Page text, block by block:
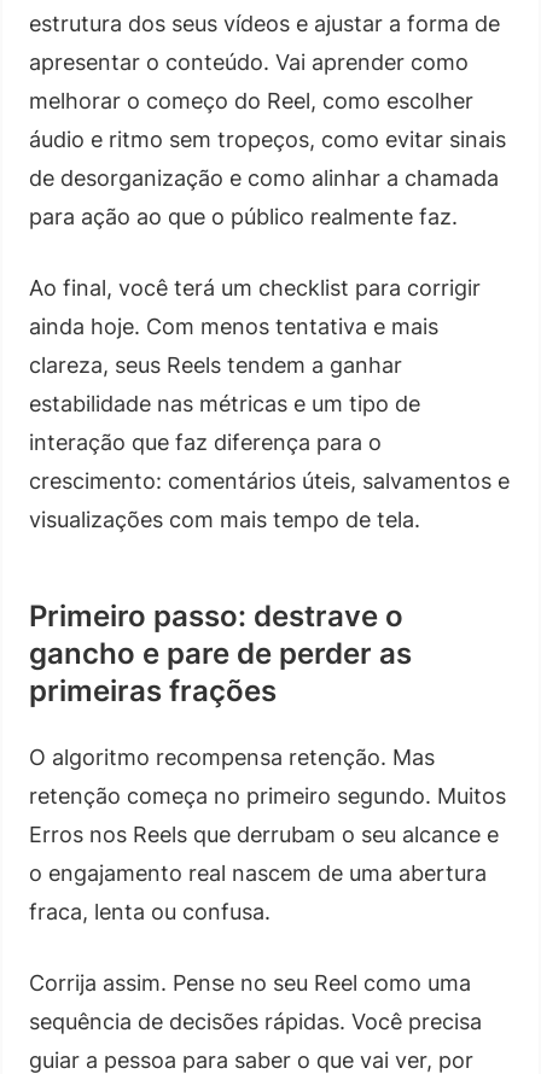
estrutura dos seus vídeos e ajustar a forma de
apresentar o conteúdo. Vai aprender como
melhorar o começo do Reel, como escolher
áudio e ritmo sem tropeços, como evitar sinais
de desorganização e como alinhar a chamada
para ação ao que o público realmente faz.
Ao final, você terá um checklist para corrigir
ainda hoje. Com menos tentativa e mais
clareza, seus Reels tendem a ganhar
estabilidade nas métricas e um tipo de
interação que faz diferença para o
crescimento: comentários úteis, salvamentos e
visualizações com mais tempo de tela.
Primeiro passo: destrave o
gancho e pare de perder as
primeiras frações
O algoritmo recompensa retenção. Mas
retenção começa no primeiro segundo. Muitos
Erros nos Reels que derrubam o seu alcance e
o engajamento real nascem de uma abertura
fraca, lenta ou confusa.
Corrija assim. Pense no seu Reel como uma
sequência de decisões rápidas. Você precisa
guiar a pessoa para saber o que vai ver, por